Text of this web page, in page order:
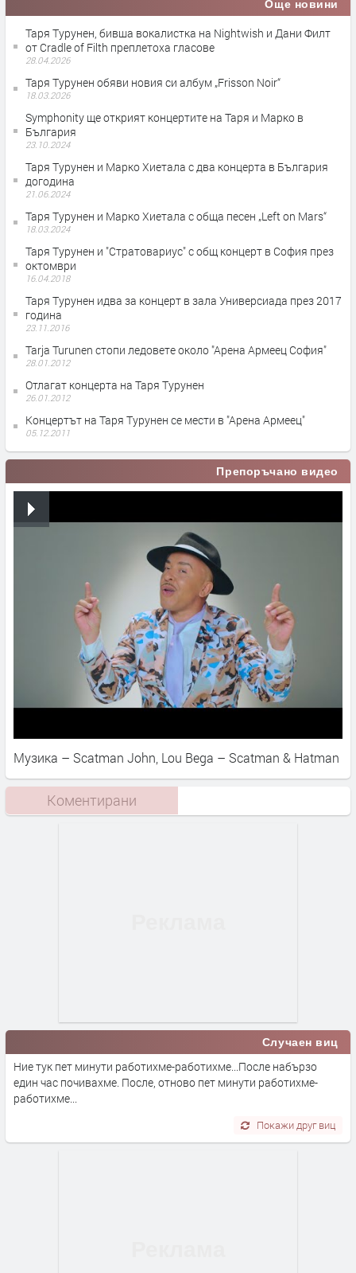
Още новини
Таря Турунен, бивша вокалистка на Nightwish и Дани Филт
от Cradle of Filth преплетоха гласове
28.04.2026
Таря Турунен обяви новия си албум „Frisson Noir“
18.03.2026
Symphonity ще открият концертите на Таря и Марко в
България
23.10.2024
Таря Турунен и Марко Хиетала с два концерта в България
догодина
21.06.2024
Таря Турунен и Марко Хиетала с обща песен „Left on Mars“
18.03.2024
Таря Турунен и "Стратовариус" с общ концерт в София през
октомври
16.04.2018
Таря Турунен идва за концерт в зала Универсиада през 2017
година
23.11.2016
Tarja Turunen стопи ледовете около "Арена Армеец София"
28.01.2012
Отлагат концерта на Таря Турунен
26.01.2012
Концертът на Таря Турунен се мести в "Арена Армеец"
05.12.2011
Препоръчано видео
Музика – Scatman John, Lou Bega – Scatman & Hatman
Коментирани
Случаен виц
Ние тук пет минути работихме-работихме...После набързо
един час почивахме. После, отново пет минути работихме-
работихме...
Покажи друг виц